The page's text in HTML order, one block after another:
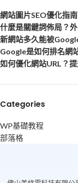
網站圖片SEO優化指
什麼是關鍵詞佈局？
新網站多久能被
Google是如何排名網
如何優化網站URL？
Categories
WP基礎教程
部落格